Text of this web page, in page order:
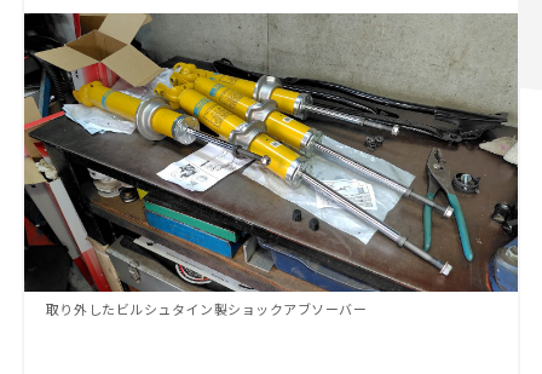
取り外したビルシュタイン製ショックアブソーバー